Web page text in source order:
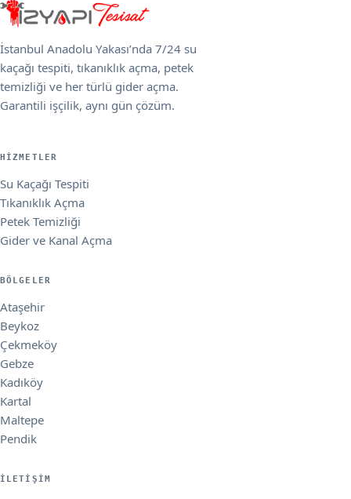
İstanbul Anadolu Yakası’nda 7/24 su
kaçağı tespiti, tıkanıklık açma, petek
temizliği ve her türlü gider açma.
Garantili işçilik, aynı gün çözüm.
HIZMETLER
Su Kaçağı Tespiti
Tıkanıklık Açma
Petek Temizliği
Gider ve Kanal Açma
BÖLGELER
Ataşehir
Beykoz
Çekmeköy
Gebze
Kadıköy
Kartal
Maltepe
Pendik
İLETIŞIM